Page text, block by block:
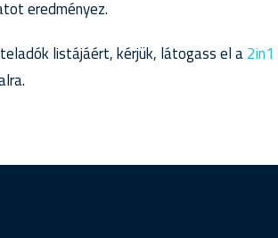
eredményez.
listájáért, kérjük, látogass el a2in1